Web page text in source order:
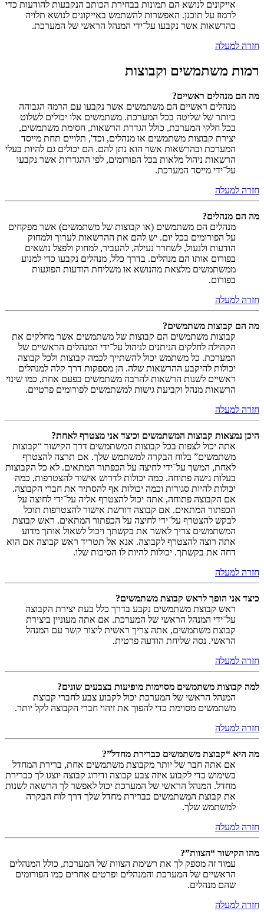
אייקונים לנושא הם תמונות בבחירת הכותב הנקבעות להודעות כדי
לרמוז על תוכנן. האפשרות להשתמש באייקונים לנושא תלויה
בהרשאות אשר נקבעו על־ידי המנהל הראשי של המערכת.
חזרה למעלה
רמות משתמשים וקבוצות
מה הם מנהלים ראשיים?
מנהלים ראשיים הם משתמשים אשר נקבעו עם הרמה הגבוהה
ביותר של שליטה בכל המערכת. משתמשים אלו יכולים לשלוט
בכל חלקי המערכת, כולל הגדרת הרשאות, חסימת משתמשים,
יצירת קבוצות משתמשים או מנהלים, וכד', תלויים תחת מייסד
המערכת ובהרשאות אשר הוא נתן להם. הם יכולים גם להיות בעלי
הרשאות ניהול מלאות בכל הפורומים, לפי ההגדרות אשר נקבעו
על־ידי מייסד המערכת.
חזרה למעלה
מה הם מנהלים?
מנהלים הם משתמשים (או קבוצות של משתמשים) אשר מפקחים
על הפורומים בכל יום. יש להם את ההרשאות לערוך ולמחוק
הודעות ולנעול, לשחרר נעילה, להעביר, למחוק ולפצל נושאים
בפורום אותו הם מנהלים. בדרך כלל, מנהלים נקבעו כדי למנוע
ממשתמשים מלצאת מהנושא או משליחת הודעות הפוגעות
בפורום.
חזרה למעלה
מה הם קבוצות משתמשים?
קבוצות משתמשים הם קבוצות של משתמשים אשר מחלקים את
הקהילה לחלקים הניתנים לניהול על־ידי המנהלים הראשיים של
המערכת. כל משתמש יכול להשתייך לכמה קבוצות ולכל קבוצה
יכולות להיקבע ההרשאות שלה. הן מספקות דרך קלה למנהלים
ראשיים לשנות הרשאות להרבה משתמשים בפעם אחת, כמו שינוי
הרשאות מנהל וקביעת גישות למשתמשים לפורומים פרטיים.
חזרה למעלה
היכן נמצאות קבוצות המשתמשים וכיצד אני מצטרף לאחת?
אתה יכול לצפות בכל קבוצות המשתמשים דרך הקישור “קבוצות
משתמשים” בלוח הבקרה למשתמש שלך. אם תרצה להצטרף
לאחת, המשך על־ידי לחיצה על הכפתור המתאים. לא כל הקבוצות
בעלות גישה פתוחה. כמה יכולות לדרוש אישור להצטרפות, כמה
יכולות להיות סגורות וכמה יכולות אף להסתיר את חברי הקבוצה.
אם הקבוצה פתוחה, אתה יכול להצטרף אליה על־ידי לחיצה על
הכפתור המתאים. אם קבוצה דורשת אישור להצטרפות תוכל
לבקש להצטרף על־ידי לחיצה על הכפתור המתאים. ראש קבוצת
המשתמשים צריך לאשר את בקשתך ויכול לשאול אותך מדוע
אתה רוצה להצטרף לקבוצה. אנא אל תטריד ראש קבוצה אם הוא
דחה את בקשתך. יכולות להיות לו הסיבות שלו.
חזרה למעלה
כיצד אני הופך לראש קבוצת משתמשים?
ראש קבוצת משתמשים נקבע בדרך כלל בעת יצירת הקבוצה
על־ידי המנהל הראשי של המערכת. אם אתה מעוניין ביצירת
קבוצת משתמשים, אתה צריך ראשית ליצור קשר עם המנהל
הראשי. נסה שליחת הודעה פרטית.
חזרה למעלה
למה קבוצות משתמשים מסוימות מופיעות בצבעים שונים?
המנהל הראשי של המערכת יכול לקבוע צבע לחברי קבוצת
משתמשים מסוימת כדי להפוך את זיהוי חברי הקבוצה לקל יותר.
חזרה למעלה
מה היא “קבוצת משתמשים כברירת מחדל”?
אם אתה חבר של יותר מקבוצת משתמשים אחת, ברירת המחדל
בשימוש כדי לקבוע איזה צבע קבוצה ודירוג קבוצה יוצגו לך כברירת
מחדל. המנהל הראשי של המערכת יכול לאפשר לך הרשאה לשנות
את קבוצת המשתמשים כברירת מחדל שלך דרך לוח הבקרה
למשתמש שלך.
חזרה למעלה
מהו הקישור “הצוות”?
עמוד זה מספק לך את רשימת הצוות של המערכת, כולל המנהלים
הראשיים של המערכת והמנהלים ופרטים אחרים כמו הפורומים
שהם מנהלים.
חזרה למעלה